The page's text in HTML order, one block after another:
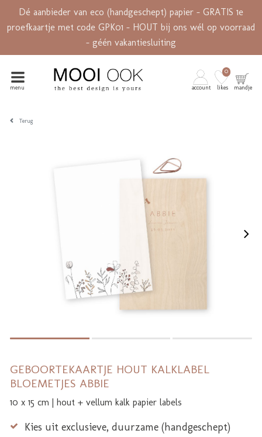
Dé aanbieder van eco (handgeschept) papier - GRATIS 1e
proefkaartje met code GPK01 - HOUT bij ons wél op voorraad
- géén vakantiesluiting
menu account likes
0
mandje
Terug
GEBOORTEKAARTJE HOUT KALKLABEL
BLOEMETJES ABBIE
10 x 15 cm | hout + vellum kalk papier labels
Kies uit exclusieve, duurzame (handgeschept)